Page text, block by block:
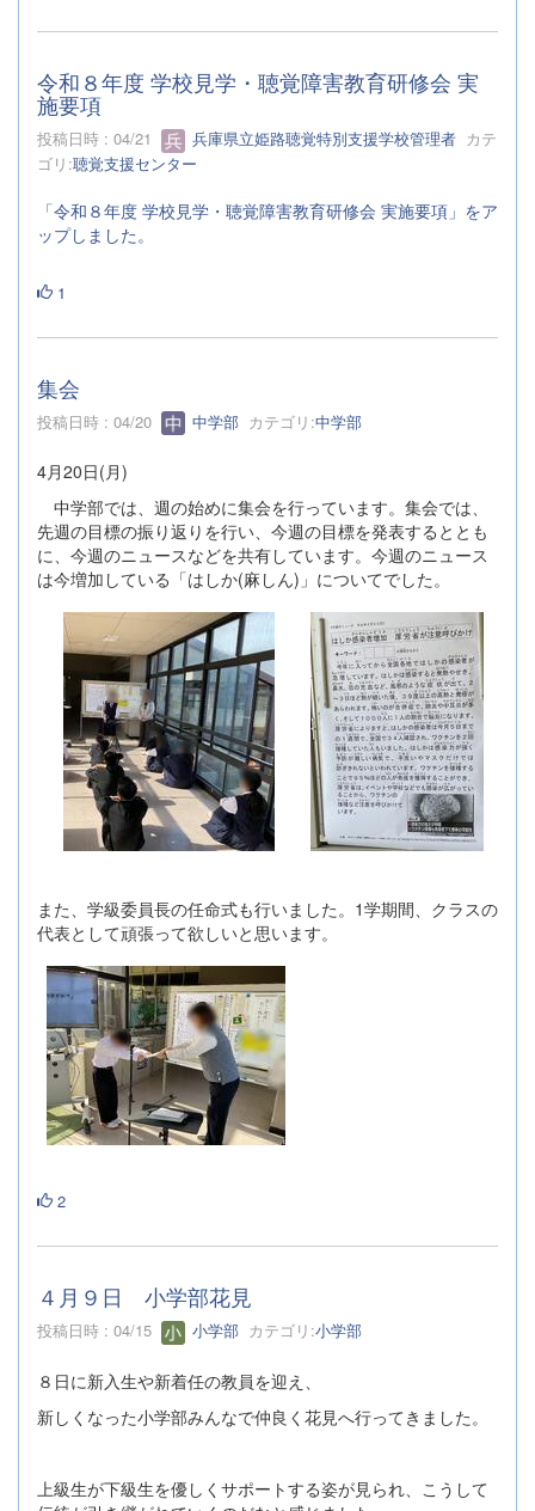
令和８年度 学校見学・聴覚障害教育研修会 実
施要項
投稿日時 : 04/21 兵庫県立姫路聴覚特別支援学校管理者 カテ
ゴリ:聴覚支援センター
「令和８年度 学校見学・聴覚障害教育研修会 実施要項」をア
ップしました。
1
集会
投稿日時 : 04/20 中学部 カテゴリ:中学部
4月20日(月)
中学部では、週の始めに集会を行っています。集会では、
先週の目標の振り返りを行い、今週の目標を発表するととも
に、今週のニュースなどを共有しています。今週のニュース
は今増加している「はしか(麻しん)」についてでした。
また、学級委員長の任命式も行いました。1学期間、クラスの
代表として頑張って欲しいと思います。
2
４月９日 小学部花見
投稿日時 : 04/15 小学部 カテゴリ:小学部
８日に新入生や新着任の教員を迎え、
新しくなった小学部みんなで仲良く花見へ行ってきました。
上級生が下級生を優しくサポートする姿が見られ、こうして